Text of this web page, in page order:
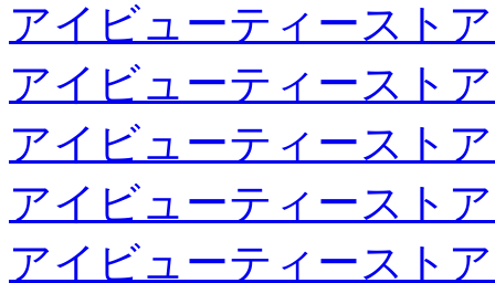
アイビューティースト
アイビューティースト
アイビューティースト
アイビューティースト
アイビューティースト